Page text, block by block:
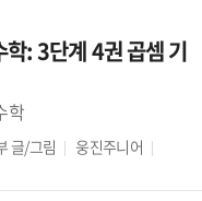
학: 3단계 4권 곱셈 기
학
글/그림
웅진주니어